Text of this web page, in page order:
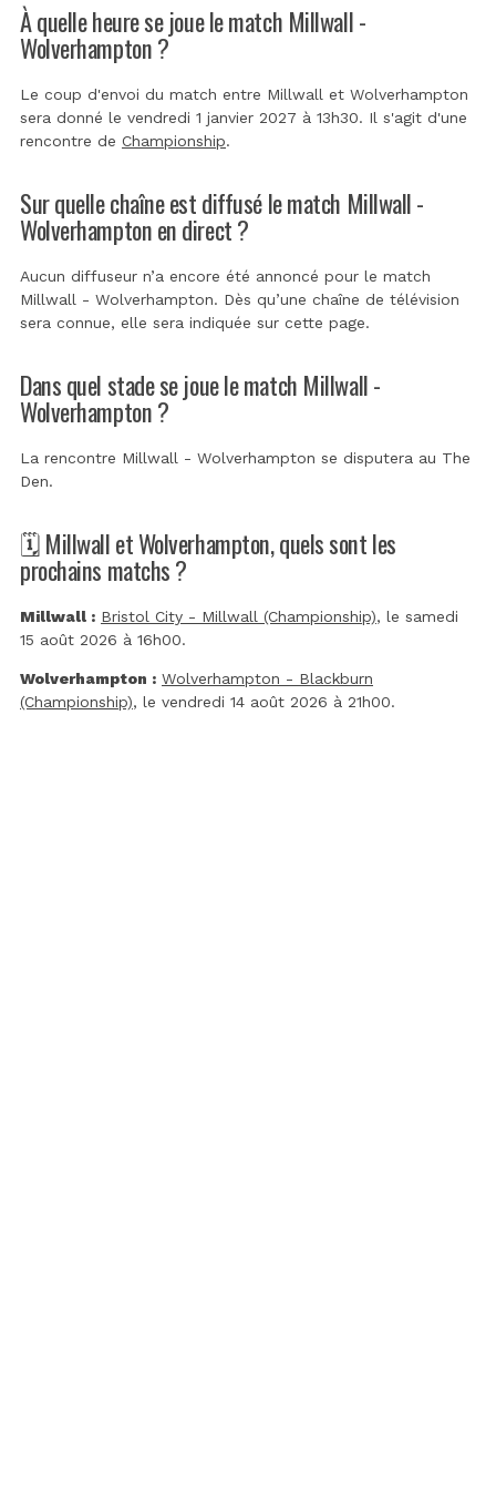
À quelle heure se joue le match Millwall -
Wolverhampton ?
Le coup d'envoi du match entre Millwall et Wolverhampton
sera donné le vendredi 1 janvier 2027 à 13h30. Il s'agit d'une
rencontre de Championship.
Sur quelle chaîne est diffusé le match Millwall -
Wolverhampton en direct ?
Aucun diffuseur n’a encore été annoncé pour le match
Millwall - Wolverhampton. Dès qu’une chaîne de télévision
sera connue, elle sera indiquée sur cette page.
Dans quel stade se joue le match Millwall -
Wolverhampton ?
La rencontre Millwall - Wolverhampton se disputera au The
Den.
🗓️ Millwall et Wolverhampton, quels sont les
prochains matchs ?
Millwall : Bristol City - Millwall (Championship), le samedi
15 août 2026 à 16h00.
Wolverhampton : Wolverhampton - Blackburn
(Championship), le vendredi 14 août 2026 à 21h00.